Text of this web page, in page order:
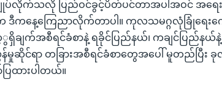
ျုပ်လိုက်သလို ပြည်ဝင်ခွင့်ပိတ်ပင်တာအပါအဝင် အ
ဒီကနေ့ကြေညာလိုက်တာပါ။ ကုလသမဂ္ဂလုံခြုံရေ
ရှိချက်အစီရင်ခံစာနဲ့ ရခိုင်ပြည်နယ်၊ ကချင်ပြည်န
မှုဆိုင်ရာ တခြားအစီရင်ခံစာတွေအပေါ် မူတည်ပြီး
ြထားပါတယ်။